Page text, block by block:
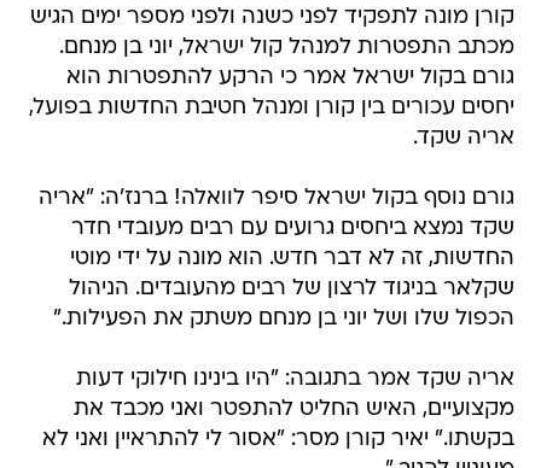
קורן מונה לתפקיד לפני כשנה ולפני מספר ימים הגיש
מכתב התפטרות למנהל קול ישראל, יוני בן מנחם.
גורם בקול ישראל אמר כי הרקע להתפטרות הוא
יחסים עכורים בין קורן ומנהל חטיבת החדשות בפועל,
אריה שקד.
גורם נוסף בקול ישראל סיפר לוואלה! ברנז'ה: "אריה
שקד נמצא ביחסים גרועים עם רבים מעובדי חדר
החדשות, זה לא דבר חדש. הוא מונה על ידי מוטי
שקלאר בניגוד לרצון של רבים מהעובדים. הניהול
הכפול שלו ושל יוני בן מנחם משתק את הפעילות."
אריה שקד אמר בתגובה: "היו בינינו חילוקי דעות
מקצועיים, האיש החליט להתפטר ואני מכבד את
בקשתו." יאיר קורן מסר: "אסור לי להתראיין ואני לא